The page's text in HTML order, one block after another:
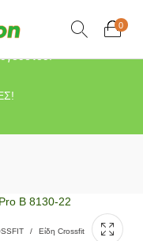
λόγω διακοπών από τις 10
0
/ Είδη Crossfit